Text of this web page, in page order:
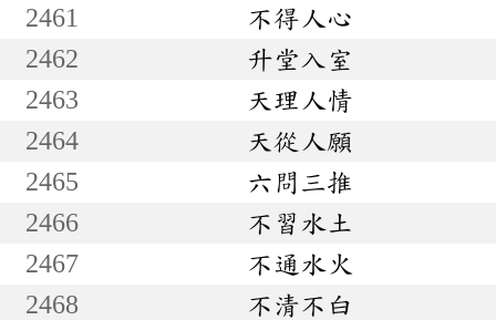
2461
不得人心
2462
升堂入室
2463
天理人情
2464
天從人願
2465
六問三推
2466
不習水土
2467
不通水火
2468
不清不白